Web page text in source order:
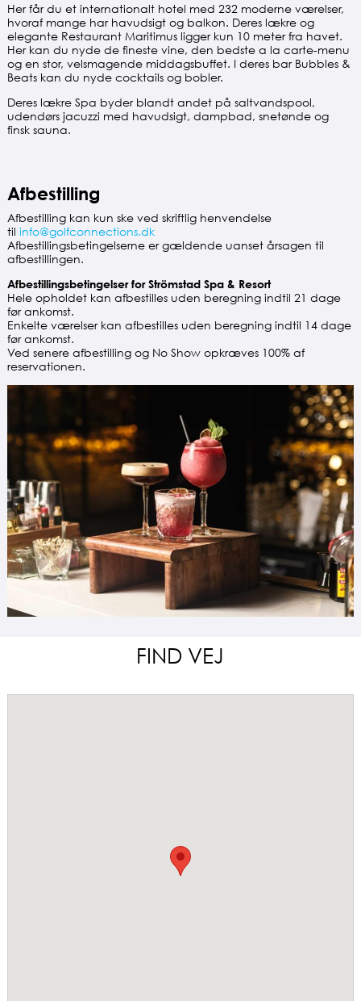
Her får du et internationalt hotel med 232 moderne værelser,
hvoraf mange har havudsigt og balkon. Deres lækre og
elegante Restaurant Maritimus ligger kun 10 meter fra havet.
Her kan du nyde de fineste vine, den bedste a la carte-menu
og en stor, velsmagende middagsbuffet. I deres bar Bubbles &
Beats kan du nyde cocktails og bobler.
Deres lækre Spa byder blandt andet på saltvandspool,
udendørs jacuzzi med havudsigt, dampbad, snetønde og
finsk sauna.
Afbestilling
Afbestilling kan kun ske ved skriftlig henvendelse
til info@golfconnections.dk
Afbestillingsbetingelserne er gældende uanset årsagen til
afbestillingen.
Afbestillingsbetingelser for Strömstad Spa & Resort
Hele opholdet kan afbestilles uden beregning indtil 21 dage
før ankomst.
Enkelte værelser kan afbestilles uden beregning indtil 14 dage
før ankomst.
Ved senere afbestilling og No Show opkræves 100% af
reservationen.
FIND VEJ